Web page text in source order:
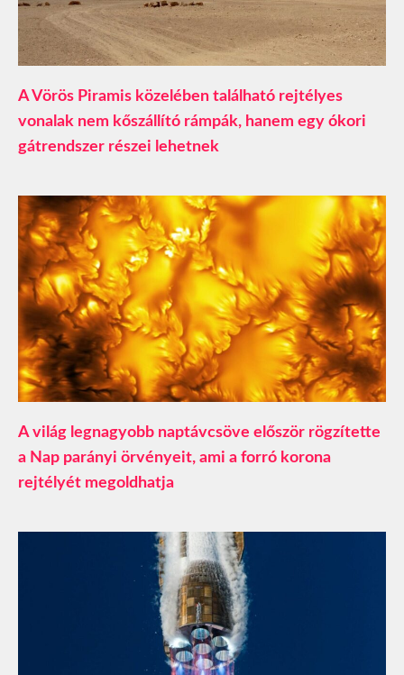
A Vörös Piramis közelében található rejtélyes
vonalak nem kőszállító rámpák, hanem egy ókori
gátrendszer részei lehetnek
A világ legnagyobb naptávcsöve először rögzítette
a Nap parányi örvényeit, ami a forró korona
rejtélyét megoldhatja